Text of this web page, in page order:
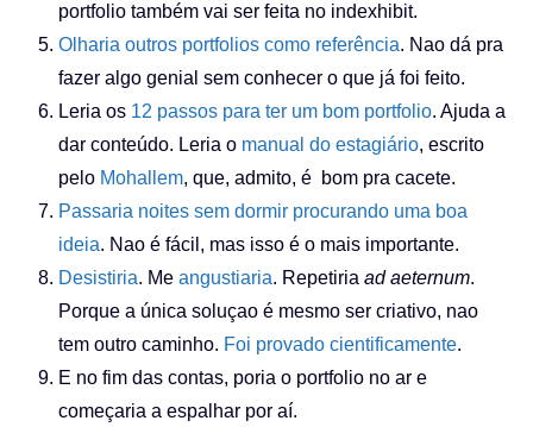
portfolio também vai ser feita no indexhibit.
Olharia outros portfolios como referência. Nao dá pra
fazer algo genial sem conhecer o que já foi feito.
Leria os 12 passos para ter um bom portfolio. Ajuda a
dar conteúdo. Leria o manual do estagiário, escrito
pelo Mohallem, que, admito, é bom pra cacete.
Passaria noites sem dormir procurando uma boa
ideia. Nao é fácil, mas isso é o mais importante.
Desistiria. Me angustiaria. Repetiria ad aeternum.
Porque a única soluçao é mesmo ser criativo, nao
tem outro caminho. Foi provado cientificamente.
E no fim das contas, poria o portfolio no ar e
começaria a espalhar por aí.